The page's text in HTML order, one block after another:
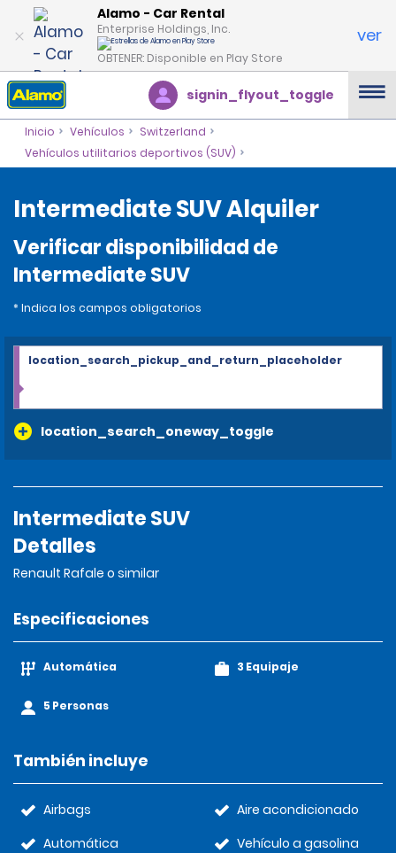
Alamo - Car Rental
Enterprise Holdings, Inc.
OBTENER: Disponible en Play Store
ver
signin_flyout_toggle
Inicio Vehículos
Switzerland
Vehículos utilitarios deportivos (SUV)
Intermediate SUV Alquiler
Verificar disponibilidad de
Intermediate SUV
* Indica los campos obligatorios
location_search_oneway_toggle
location_search_pickup_and_return_placeholder
Intermediate SUV
Detalles
Renault Rafale o similar
Especificaciones
Automática
5 Personas
3 Equipaje
También incluye
Airbags
Automática
Aire acondicionado
Vehículo a gasolina